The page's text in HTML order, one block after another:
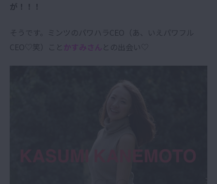
が！！！
そうです。ミンツのパワハラCEO（あ、いえパワフル
CEO♡笑）こと かすみさんとの出会い♡